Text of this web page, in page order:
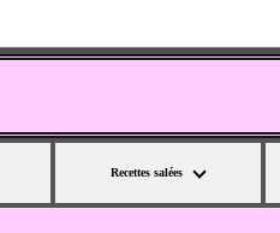
Recettes salées